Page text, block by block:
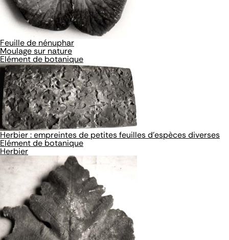
Feuille de nénuphar
Moulage sur nature
Elément de botanique
Herbier : empreintes de petites feuilles d'espèces diverses
Elément de botanique
Herbier